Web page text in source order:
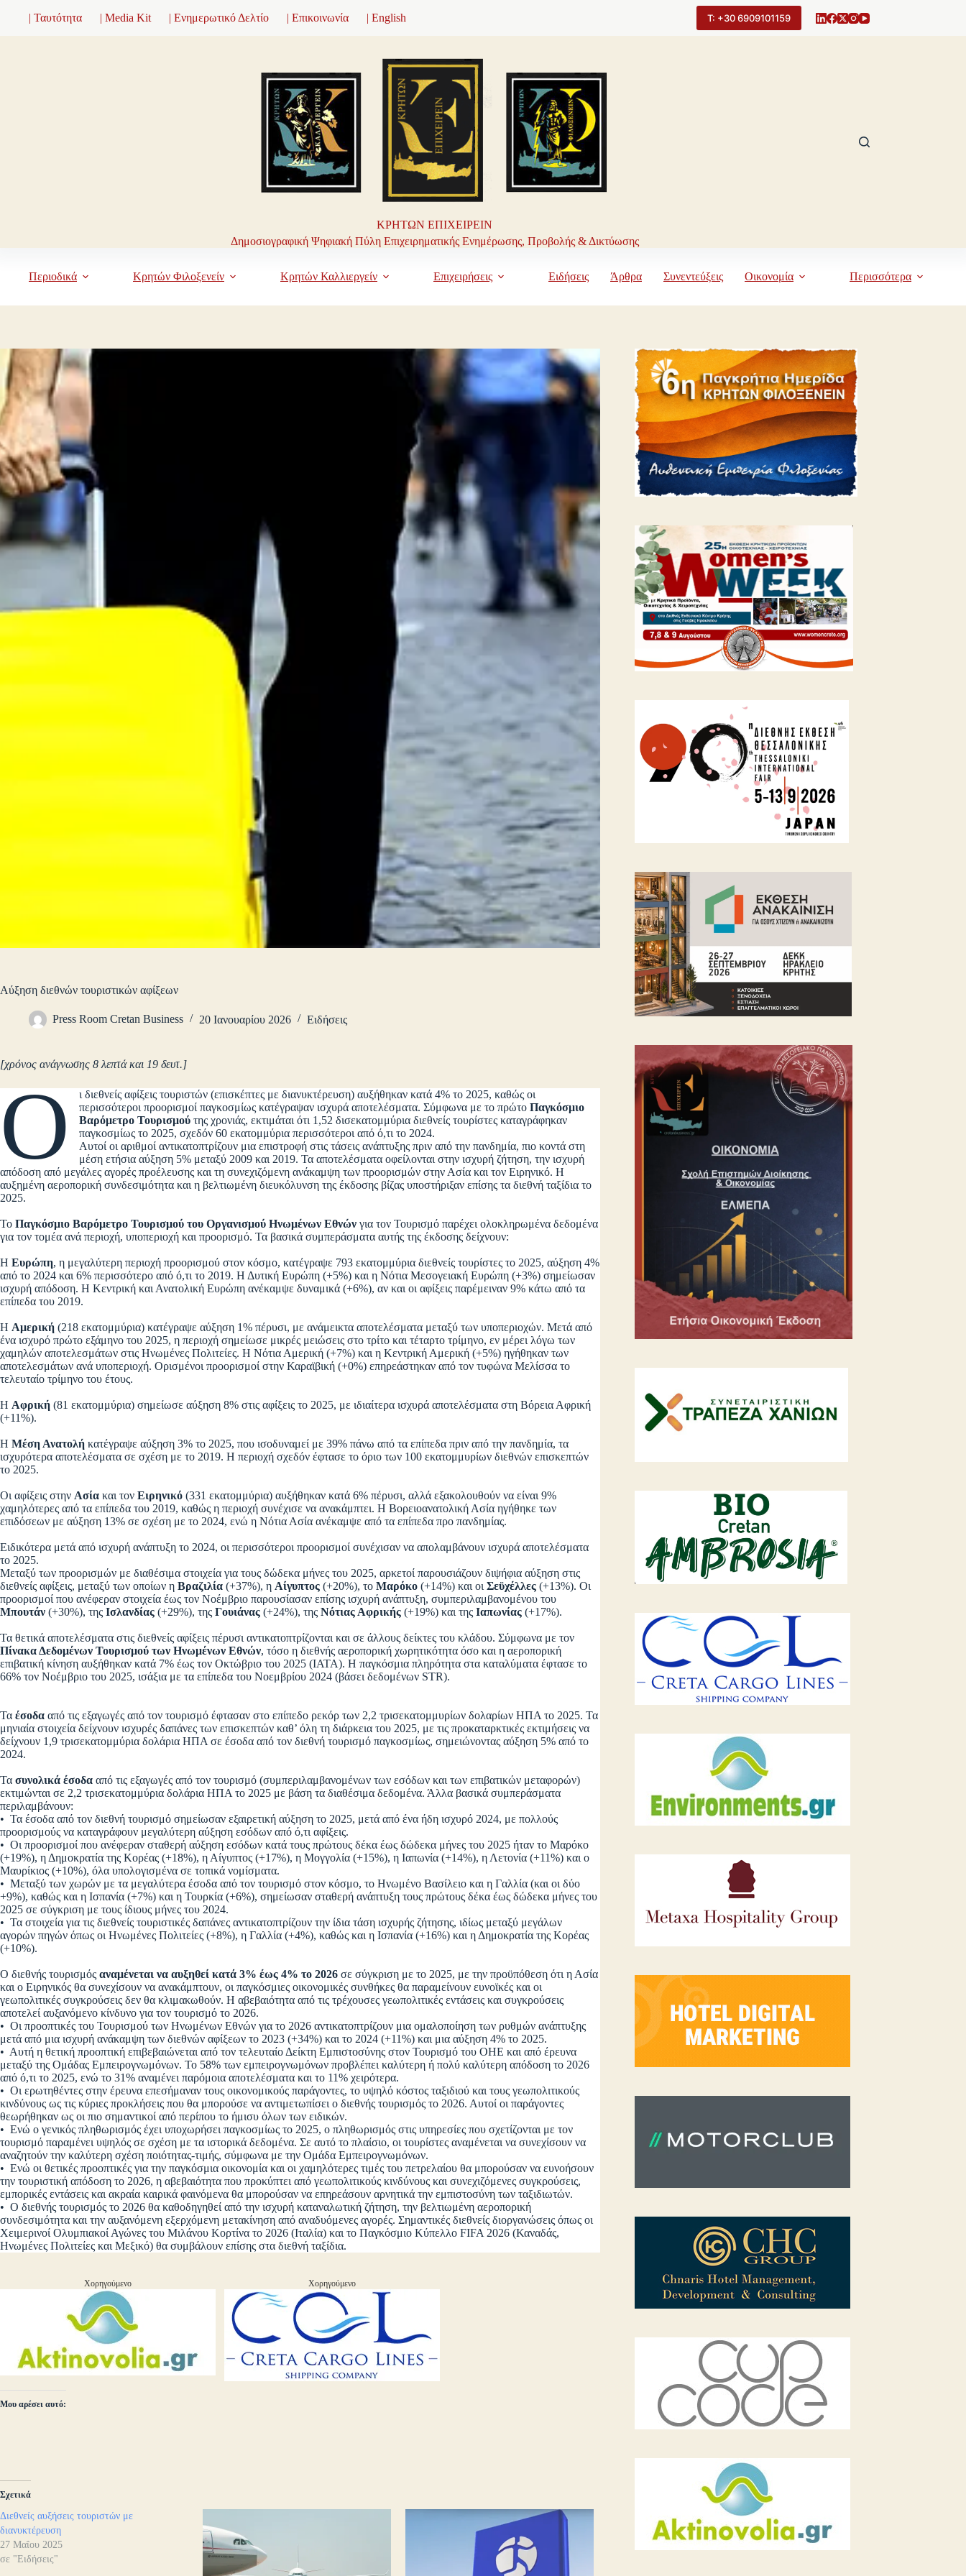
| Ταυτότητα | Media Kit | Ενημερωτικό Δελτίο | Επικοινωνία | English Τ: +30 6909101159
ΚΡΗΤΩΝ ΕΠΙΧΕΙΡΕΙΝ
Δημοσιογραφική Ψηφιακή Πύλη Επιχειρηματικής Ενημέρωσης, Προβολής & Δικτύωσης
Περιοδικά Κρητών Φιλοξενείν Κρητών Καλλιεργείν Επιχειρήσεις Ειδήσεις Άρθρα Συνεντεύξεις Οικονομία Περισσότερα
Αύξηση διεθνών τουριστικών αφίξεων
Press Room Cretan Business 20 Ιανουαρίου 2026 Ειδήσεις
[χρόνος ανάγνωσης 8 λεπτά και 19 δευτ.]
Ο
ι διεθνείς αφίξεις τουριστών (επισκέπτες με διανυκτέρευση) αυξήθηκαν κατά 4% το 2025, καθώς οι
περισσότεροι προορισμοί παγκοσμίως κατέγραψαν ισχυρά αποτελέσματα. Σύμφωνα με το πρώτοΠαγκόσμιο
Βαρόμετρο Τουρισμού της χρονιάς, εκτιμάται ότι 1,52 δισεκατομμύρια διεθνείς τουρίστες καταγράφηκαν
παγκοσμίως το 2025, σχεδόν 60 εκατομμύρια περισσότεροι από ό,τι το 2024.
Αυτοί οι αριθμοί αντικατοπτρίζουν μια επιστροφή στις τάσεις ανάπτυξης πριν από την πανδημία, πιο κοντά στη
μέση ετήσια αύξηση 5% μεταξύ 2009 και 2019. Τα αποτελέσματα οφείλονται στην ισχυρή ζήτηση, την ισχυρή
απόδοση από μεγάλες αγορές προέλευσης και τη συνεχιζόμενη ανάκαμψη των προορισμών στην Ασία και τον Ειρηνικό. Η
αυξημένη αεροπορική συνδεσιμότητα και η βελτιωμένη διευκόλυνση της έκδοσης βίζας υποστήριξαν επίσης τα διεθνή ταξίδια το
2025.
Το Παγκόσμιο Βαρόμετρο Τουρισμού του Οργανισμού Ηνωμένων Εθνών για τον Τουρισμό παρέχει ολοκληρωμένα δεδομένα
για τον τομέα ανά περιοχή, υποπεριοχή και προορισμό. Τα βασικά συμπεράσματα αυτής της έκδοσης δείχνουν:
Η Ευρώπη, η μεγαλύτερη περιοχή προορισμού στον κόσμο, κατέγραψε 793 εκατομμύρια διεθνείς τουρίστες το 2025, αύξηση 4%
από το 2024 και 6% περισσότερο από ό,τι το 2019. Η Δυτική Ευρώπη (+5%) και η Νότια Μεσογειακή Ευρώπη (+3%) σημείωσαν
ισχυρή απόδοση. Η Κεντρική και Ανατολική Ευρώπη ανέκαμψε δυναμικά (+6%), αν και οι αφίξεις παρέμειναν 9% κάτω από τα
επίπεδα του 2019.
Η Αμερική (218 εκατομμύρια) κατέγραψε αύξηση 1% πέρυσι, με ανάμεικτα αποτελέσματα μεταξύ των υποπεριοχών. Μετά από
ένα ισχυρό πρώτο εξάμηνο του 2025, η περιοχή σημείωσε μικρές μειώσεις στο τρίτο και τέταρτο τρίμηνο, εν μέρει λόγω των
χαμηλών αποτελεσμάτων στις Ηνωμένες Πολιτείες. Η Νότια Αμερική (+7%) και η Κεντρική Αμερική (+5%) ηγήθηκαν των
αποτελεσμάτων ανά υποπεριοχή. Ορισμένοι προορισμοί στην Καραϊβική (+0%) επηρεάστηκαν από τον τυφώνα Μελίσσα το
τελευταίο τρίμηνο του έτους.
Η Αφρική (81 εκατομμύρια) σημείωσε αύξηση 8% στις αφίξεις το 2025, με ιδιαίτερα ισχυρά αποτελέσματα στη Βόρεια Αφρική
(+11%).
Η Μέση Ανατολή κατέγραψε αύξηση 3% το 2025, που ισοδυναμεί με 39% πάνω από τα επίπεδα πριν από την πανδημία, τα
ισχυρότερα αποτελέσματα σε σχέση με το 2019. Η περιοχή σχεδόν έφτασε το όριο των 100 εκατομμυρίων διεθνών επισκεπτών
το 2025.
Οι αφίξεις στην Ασία και τον Ειρηνικό (331 εκατομμύρια) αυξήθηκαν κατά 6% πέρυσι, αλλά εξακολουθούν να είναι 9%
χαμηλότερες από τα επίπεδα του 2019, καθώς η περιοχή συνέχισε να ανακάμπτει. Η Βορειοανατολική Ασία ηγήθηκε των
επιδόσεων με αύξηση 13% σε σχέση με το 2024, ενώ η Νότια Ασία ανέκαμψε από τα επίπεδα προ πανδημίας.
Ειδικότερα μετά από ισχυρή ανάπτυξη το 2024, οι περισσότεροι προορισμοί συνέχισαν να απολαμβάνουν ισχυρά αποτελέσματα
το 2025.
Μεταξύ των προορισμών με διαθέσιμα στοιχεία για τους δώδεκα μήνες του 2025, αρκετοί παρουσιάζουν διψήφια αύξηση στις
διεθνείς αφίξεις, μεταξύ των οποίων η Βραζιλία (+37%), η Αίγυπτος (+20%), το Μαρόκο (+14%) και οιΣεϋχέλλες (+13%). Οι
προορισμοί που ανέφεραν στοιχεία έως τον Νοέμβριο παρουσίασαν επίσης ισχυρή ανάπτυξη, συμπεριλαμβανομένου του
Μπουτάν (+30%), της Ισλανδίας (+29%), της Γουιάνας (+24%), της Νότιας Αφρικής (+19%) και της Ιαπωνίας (+17%).
Τα θετικά αποτελέσματα στις διεθνείς αφίξεις πέρυσι αντικατοπτρίζονται και σε άλλους δείκτες του κλάδου. Σύμφωνα με τον
Πίνακα Δεδομένων Τουρισμού των Ηνωμένων Εθνών, τόσο η διεθνής αεροπορική χωρητικότητα όσο και η αεροπορική
επιβατική κίνηση αυξήθηκαν κατά 7% έως τον Οκτώβριο του 2025 (IATA). Η παγκόσμια πληρότητα στα καταλύματα έφτασε το
66% τον Νοέμβριο του 2025, ισάξια με τα επίπεδα του Νοεμβρίου 2024 (βάσει δεδομένων STR).
Τα έσοδα από τις εξαγωγές από τον τουρισμό έφτασαν στο επίπεδο ρεκόρ των 2,2 τρισεκατομμυρίων δολαρίων ΗΠΑ το 2025. Τα
μηνιαία στοιχεία δείχνουν ισχυρές δαπάνες των επισκεπτών καθ’ όλη τη διάρκεια του 2025, με τις προκαταρκτικές εκτιμήσεις να
δείχνουν 1,9 τρισεκατομμύρια δολάρια ΗΠΑ σε έσοδα από τον διεθνή τουρισμό παγκοσμίως, σημειώνοντας αύξηση 5% από το
2024.
Τα συνολικά έσοδα από τις εξαγωγές από τον τουρισμό (συμπεριλαμβανομένων των εσόδων και των επιβατικών μεταφορών)
εκτιμώνται σε 2,2 τρισεκατομμύρια δολάρια ΗΠΑ το 2025 με βάση τα διαθέσιμα δεδομένα. Άλλα βασικά συμπεράσματα
περιλαμβάνουν:
• Τα έσοδα από τον διεθνή τουρισμό σημείωσαν εξαιρετική αύξηση το 2025, μετά από ένα ήδη ισχυρό 2024, με πολλούς
προορισμούς να καταγράφουν μεγαλύτερη αύξηση εσόδων από ό,τι αφίξεις.
• Οι προορισμοί που ανέφεραν σταθερή αύξηση εσόδων κατά τους πρώτους δέκα έως δώδεκα μήνες του 2025 ήταν το Μαρόκο
(+19%), η Δημοκρατία της Κορέας (+18%), η Αίγυπτος (+17%), η Μογγολία (+15%), η Ιαπωνία (+14%), η Λετονία (+11%) και ο
Μαυρίκιος (+10%), όλα υπολογισμένα σε τοπικά νομίσματα.
• Μεταξύ των χωρών με τα μεγαλύτερα έσοδα από τον τουρισμό στον κόσμο, το Ηνωμένο Βασίλειο και η Γαλλία (και οι δύο
+9%), καθώς και η Ισπανία (+7%) και η Τουρκία (+6%), σημείωσαν σταθερή ανάπτυξη τους πρώτους δέκα έως δώδεκα μήνες του
2025 σε σύγκριση με τους ίδιους μήνες του 2024.
• Τα στοιχεία για τις διεθνείς τουριστικές δαπάνες αντικατοπτρίζουν την ίδια τάση ισχυρής ζήτησης, ιδίως μεταξύ μεγάλων
αγορών πηγών όπως οι Ηνωμένες Πολιτείες (+8%), η Γαλλία (+4%), καθώς και η Ισπανία (+16%) και η Δημοκρατία της Κορέας
(+10%).
Ο διεθνής τουρισμός αναμένεται να αυξηθεί κατά 3% έως 4% το 2026 σε σύγκριση με το 2025, με την προϋπόθεση ότι η Ασία
και ο Ειρηνικός θα συνεχίσουν να ανακάμπτουν, οι παγκόσμιες οικονομικές συνθήκες θα παραμείνουν ευνοϊκές και οι
γεωπολιτικές συγκρούσεις δεν θα κλιμακωθούν. Η αβεβαιότητα από τις τρέχουσες γεωπολιτικές εντάσεις και συγκρούσεις
αποτελεί αυξανόμενο κίνδυνο για τον τουρισμό το 2026.
• Οι προοπτικές του Τουρισμού των Ηνωμένων Εθνών για το 2026 αντικατοπτρίζουν μια ομαλοποίηση των ρυθμών ανάπτυξης
μετά από μια ισχυρή ανάκαμψη των διεθνών αφίξεων το 2023 (+34%) και το 2024 (+11%) και μια αύξηση 4% το 2025.
• Αυτή η θετική προοπτική επιβεβαιώνεται από τον τελευταίο Δείκτη Εμπιστοσύνης στον Τουρισμό του ΟΗΕ και από έρευνα
μεταξύ της Ομάδας Εμπειρογνωμόνων. Το 58% των εμπειρογνωμόνων προβλέπει καλύτερη ή πολύ καλύτερη απόδοση το 2026
από ό,τι το 2025, ενώ το 31% αναμένει παρόμοια αποτελέσματα και το 11% χειρότερα.
• Οι ερωτηθέντες στην έρευνα επεσήμαναν τους οικονομικούς παράγοντες, το υψηλό κόστος ταξιδιού και τους γεωπολιτικούς
κινδύνους ως τις κύριες προκλήσεις που θα μπορούσε να αντιμετωπίσει ο διεθνής τουρισμός το 2026. Αυτοί οι παράγοντες
θεωρήθηκαν ως οι πιο σημαντικοί από περίπου το ήμισυ όλων των ειδικών.
• Ενώ ο γενικός πληθωρισμός έχει υποχωρήσει παγκοσμίως το 2025, ο πληθωρισμός στις υπηρεσίες που σχετίζονται με τον
τουρισμό παραμένει υψηλός σε σχέση με τα ιστορικά δεδομένα. Σε αυτό το πλαίσιο, οι τουρίστες αναμένεται να συνεχίσουν να
αναζητούν την καλύτερη σχέση ποιότητας-τιμής, σύμφωνα με την Ομάδα Εμπειρογνωμόνων.
• Ενώ οι θετικές προοπτικές για την παγκόσμια οικονομία και οι χαμηλότερες τιμές του πετρελαίου θα μπορούσαν να ευνοήσουν
την τουριστική απόδοση το 2026, η αβεβαιότητα που προκύπτει από γεωπολιτικούς κινδύνους και συνεχιζόμενες συγκρούσεις,
εμπορικές εντάσεις και ακραία καιρικά φαινόμενα θα μπορούσαν να επηρεάσουν αρνητικά την εμπιστοσύνη των ταξιδιωτών.
• Ο διεθνής τουρισμός το 2026 θα καθοδηγηθεί από την ισχυρή καταναλωτική ζήτηση, την βελτιωμένη αεροπορική
συνδεσιμότητα και την αυξανόμενη εξερχόμενη μετακίνηση από αναδυόμενες αγορές. Σημαντικές διεθνείς διοργανώσεις όπως οι
Χειμερινοί Ολυμπιακοί Αγώνες του Μιλάνου Κορτίνα το 2026 (Ιταλία) και το Παγκόσμιο Κύπελλο FIFA 2026 (Καναδάς,
Ηνωμένες Πολιτείες και Μεξικό) θα συμβάλουν επίσης στα διεθνή ταξίδια.
Χορηγούμενο Χορηγούμενο
Μου αρέσει αυτό:
Σχετικά
Διεθνείς αυξήσεις τουριστών με
διανυκτέρευση
27 Μαΐου 2025
σε "Ειδήσεις"